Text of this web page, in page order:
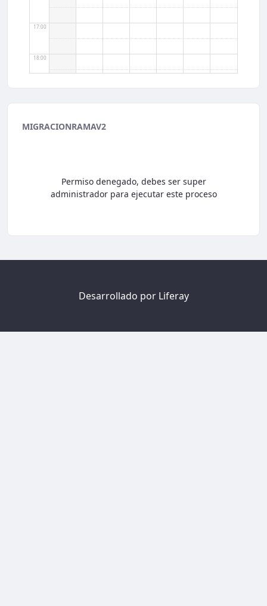
17:00
18:00
19:00
MIGRACIONRAMAV2
Permiso denegado, debes ser super
administrador para ejecutar este proceso
Desarrollado por Liferay